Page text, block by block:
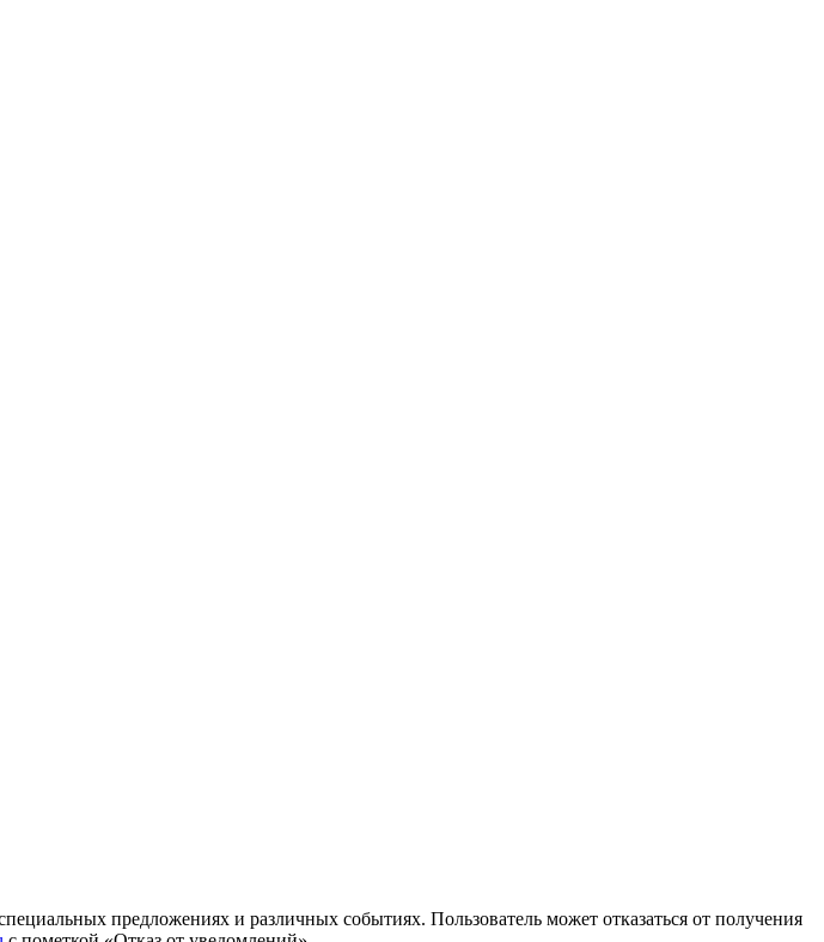
предложениях и различных событиях. Пользователь может отказаться от получения